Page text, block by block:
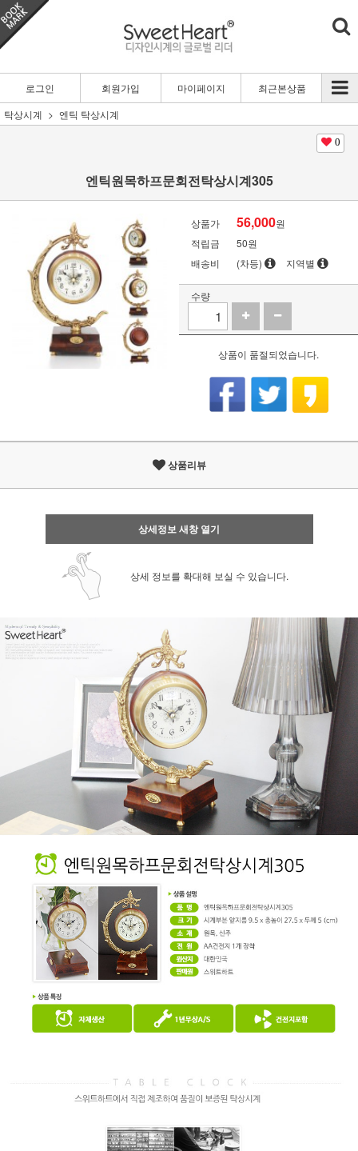
로그인 회원가입 마이페이지
최근본상품
탁상시계
엔틱 탁상시계
0
엔틱원목하프문회전탁상시계305
상품가 56,000원
적립금
50원
배송비
(차등) 지역별
수량
상품이 품절되었습니다.
상품리뷰
상세정보 새창 열기
상세 정보를 확대해 보실 수 있습니다.